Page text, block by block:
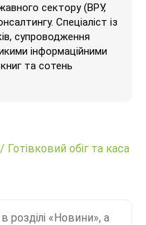
сектору (ВРУ,
Спеціаліст із
супроводження
інформаційними
та сотень
/ Готівковий обіг та каса
розділі «Новини», а